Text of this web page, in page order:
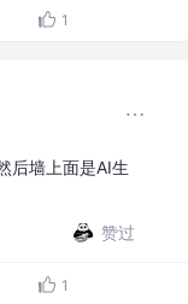
1
后墙上面是AI生
赞过
1